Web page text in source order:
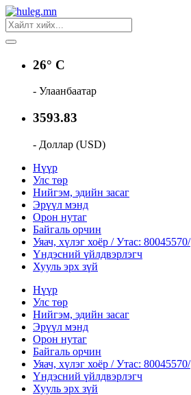
26° C
- Улаанбаатар
3593.83
- Доллар (USD)
Нүүр
Улс төр
Нийгэм, эдийн засаг
Эрүүл мэнд
Орон нутаг
Байгаль орчин
Уяач, хүлэг хоёр / Утас: 80045570/
Үндэсний үйлдвэрлэгч
Хууль эрх зүй
Нүүр
Улс төр
Нийгэм, эдийн засаг
Эрүүл мэнд
Орон нутаг
Байгаль орчин
Уяач, хүлэг хоёр / Утас: 80045570/
Үндэсний үйлдвэрлэгч
Хууль эрх зүй